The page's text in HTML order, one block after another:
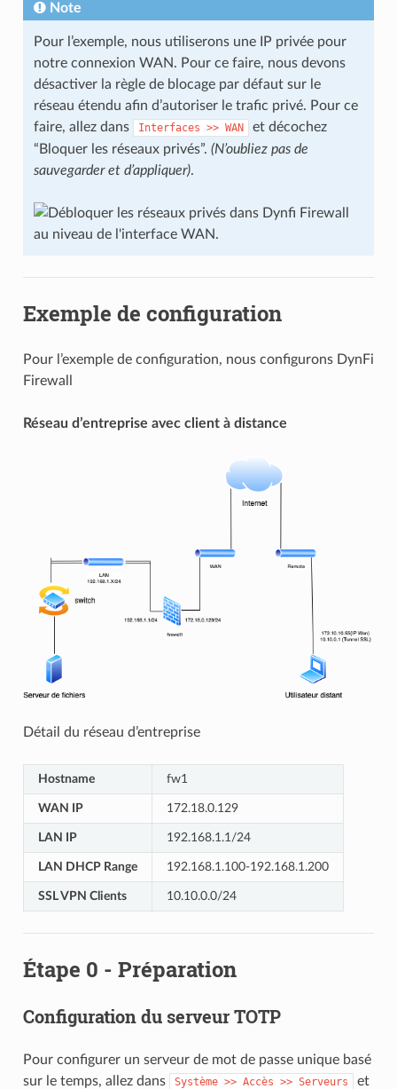
Note
Pour l’exemple, nous utiliserons une IP privée pour
notre connexion WAN. Pour ce faire, nous devons
désactiver la règle de blocage par défaut sur le
réseau étendu afin d’autoriser le trafic privé. Pour ce
faire, allez dans
Interfaces >> WAN
et décochez
“Bloquer les réseaux privés”. (N’oubliez pas de
sauvegarder et d’appliquer).
Exemple de configuration
Pour l’exemple de configuration, nous configurons DynFi
Firewall
Réseau d’entreprise avec client à distance
Détail du réseau d’entreprise
Hostname fw1
WAN IP 172.18.0.129
LAN IP 192.168.1.1/24
LAN DHCP Range 192.168.1.100-192.168.1.200
SSL VPN Clients 10.10.0.0/24
Étape 0 - Préparation
Configuration du serveur TOTP
Pour configurer un serveur de mot de passe unique basé
sur le temps, allez dans
Système >> Accès >> Serveurs et